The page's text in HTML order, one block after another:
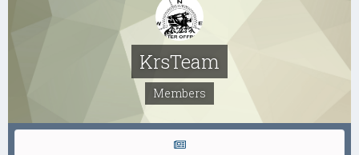
KrsTeam
Members